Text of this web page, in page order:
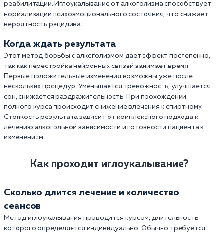
реабилитации. Иглоукалывание от алкоголизма способствует
нормализации психоэмоционального состояния, что снижает
вероятность рецидива.
Когда ждать результата
Этот метод борьбы с алкоголизмом дает эффект постепенно,
так как перестройка нейронных связей занимает время.
Первые положительные изменения возможны уже после
нескольких процедур. Уменьшается тревожность, улучшается
сон, снижается раздражительность. При прохождении
полного курса происходит снижение влечения к спиртному.
Стойкость результата зависит от комплексного подхода к
лечению алкогольной зависимости и готовности пациента к
изменениям.
Как проходит иглоукалывание?
Сколько длится лечение и количество
сеансов
Метод иглоукалывания проводится курсом, длительность
которого определяется индивидуально. Обычно требуется